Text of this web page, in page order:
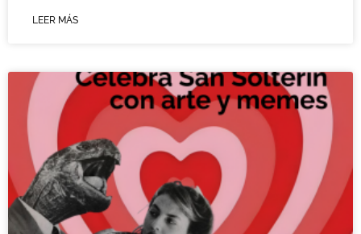
LEER MÁS